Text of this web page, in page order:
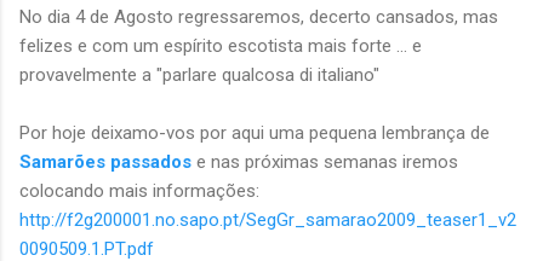
No dia 4 de Agosto regressaremos, decerto cansados, mas
felizes e com um espírito escotista mais forte ... e
provavelmente a "parlare qualcosa di italiano"
Por hoje deixamo-vos por aqui uma pequena lembrança de
Samarões passados e nas próximas semanas iremos
colocando mais informações:
http://f2g200001.no.sapo.pt/SegGr_samarao2009_teaser1_v2
0090509.1.PT.pdf